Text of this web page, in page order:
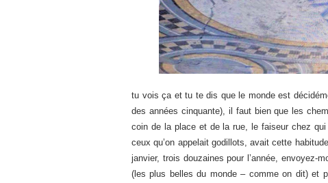
tu vois ça et tu te dis que le monde est
des années cinquante), il faut bien que les
coin de la place et de la rue, le faiseur chez
ceux qu’on appelait godillots, avait cette
janvier, trois douzaines pour l’année, envoyez-
(les plus belles du monde – comme on dit) et